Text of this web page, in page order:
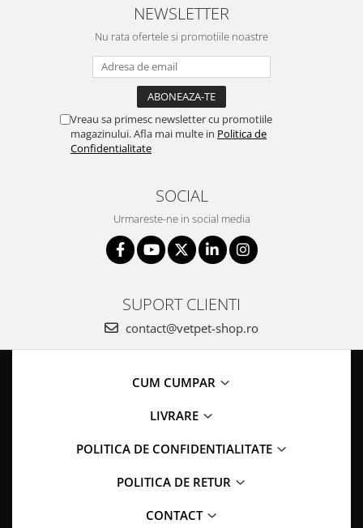
NEWSLETTER
Nu rata ofertele si promotiile noastre
Vreau sa primesc newsletter cu promotiile
magazinului. Afla mai multe in Politica de
Confidentialitate
SOCIAL
Urmareste-ne in social media
SUPORT CLIENTI
contact@vetpet-shop.ro
CUM CUMPAR
LIVRARE
POLITICA DE CONFIDENTIALITATE
POLITICA DE RETUR
CONTACT